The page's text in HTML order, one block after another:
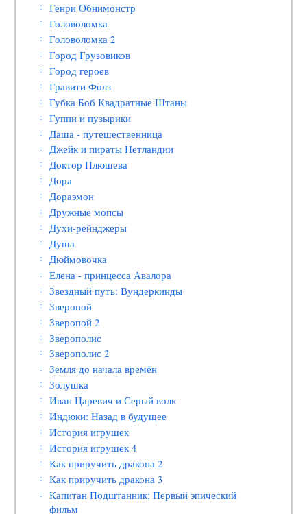
Генри Обнимонстр
Головоломка
Головоломка 2
Город Грузовиков
Город героев
Гравити Фолз
Губка Боб Квадратные Штаны
Гуппи и пузырики
Даша - путешественница
Джейк и пираты Нетландии
Доктор Плюшева
Дора
Дораэмон
Дружные мопсы
Духи-рейнджеры
Душа
Дюймовочка
Елена - принцесса Авалора
Звездный путь: Вундеркинды
Зверопой
Зверопой 2
Зверополис
Зверополис 2
Земля до начала времён
Золушка
Иван Царевич и Серый волк
Индюки: Назад в будущее
История игрушек
История игрушек 4
Как приручить дракона 2
Как приручить дракона 3
Капитан Подштанник: Первый эпический
фильм